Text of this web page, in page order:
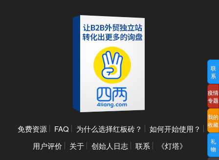
免费资源 FAQ 为什么选择红板砖？
如何开始使用？
用户评价
关于 创始人日志 联系 《灯塔》
联
系
疫情
专题
我的
收藏
礼
物